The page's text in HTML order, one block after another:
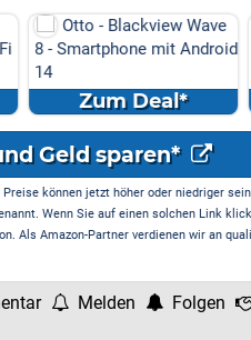
Otto - Blackview Wave
8 - Smartphone mit Android
14
Zum Deal*
Geld sparen*
können jetzt höher oder niedriger
Wenn Sie auf einen solchen Link
Als Amazon-Partner verdienen wir an
Melden Folgen